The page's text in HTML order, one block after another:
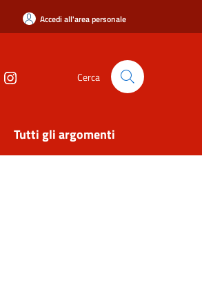
Accedi all'area personale
Cerca
Tutti gli argomenti